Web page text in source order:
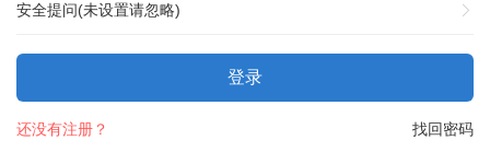
安全提问(未设置请忽略)
登录
找回密码
还没有注册？